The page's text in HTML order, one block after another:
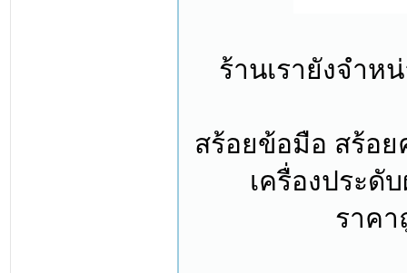
ร้านเรายังจำห
สร้อยข้อมือ สร้อ
เครื่องประ
ราค